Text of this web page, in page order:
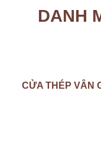
DANH
CỬA THÉP VÂN